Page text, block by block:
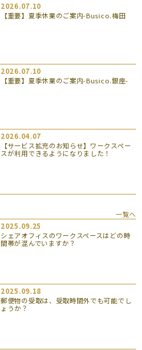
2026.07.10
【重要】夏季休業のご案内-Busico.梅田
2026.07.10
【重要】夏季休業のご案内-Busico.銀座-
2026.04.07
【サービス拡充のお知らせ】ワークスペー
スが利用できるようになりました！
一覧へ
2025.09.25
シェアオフィスのワークスペースはどの時
間帯が混んでいますか？
2025.09.18
郵便物の受取は、受取時間外でも可能でし
ょうか？